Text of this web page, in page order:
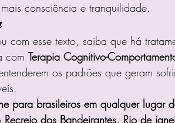
consciência e tranquilidade.
com esse texto, saiba que há
com Terapia Cognitivo-
os padrões que geram
para brasileiros em qualquer lugar
Recreio dos Bandeirantes, Rio de